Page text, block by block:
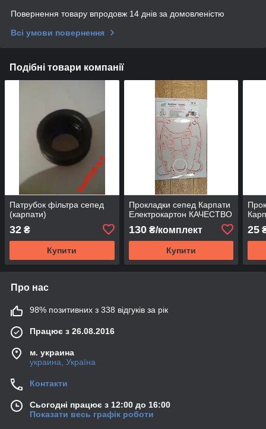
Повернення товару впродовж 14 днів за домовленістю
Всі умови повернення
Подібні товари компанії
Патрубок фільтра сепед
(карпати)
32 ₴
Купити
Прокладки сепед Карпати
Електрокартон КАЧЕСТВО
130₴/комплект
Купити
25
Про нас
98% позитивних з 338 відгуків за рік
Працює з 26.08.2016
м. украина
украина, Україна
Контакти
Сьогодні працює з 12:00 до 16:00
Показати весь графік роботи